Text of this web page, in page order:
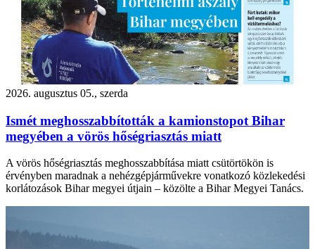
2026. augusztus 05., szerda
Ismét meghosszabbították a kamionstopot Bihar
megyében a vörös hőségriasztás miatt
A vörös hőségriasztás meghosszabbítása miatt csütörtökön is
érvényben maradnak a nehézgépjárművekre vonatkozó közlekedési
korlátozások Bihar megyei útjain – közölte a Bihar Megyei Tanács.